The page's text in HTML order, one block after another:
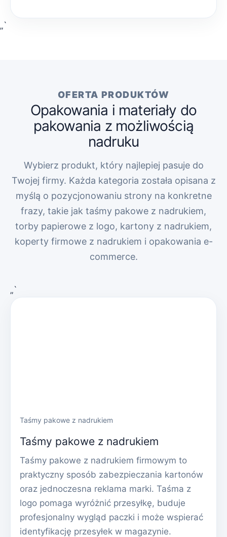
„`
OFERTA PRODUKTÓW
Opakowania i materiały do
pakowania z możliwością
nadruku
Wybierz produkt, który najlepiej pasuje do
Twojej firmy. Każda kategoria została opisana z
myślą o pozycjonowaniu strony na konkretne
frazy, takie jak taśmy pakowe z nadrukiem,
torby papierowe z logo, kartony z nadrukiem,
koperty firmowe z nadrukiem i opakowania e-
commerce.
„`
Taśmy pakowe z nadrukiem
Taśmy pakowe z nadrukiem
Taśmy pakowe z nadrukiem firmowym to
praktyczny sposób zabezpieczania kartonów
oraz jednoczesna reklama marki. Taśma z
logo pomaga wyróżnić przesyłkę, buduje
profesjonalny wygląd paczki i może wspierać
identyfikację przesyłek w magazynie.